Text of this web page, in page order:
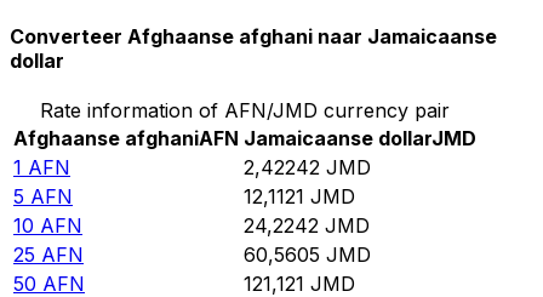
Converteer Afghaanse afghani naar Jamaicaanse
dollar
Rate information of AFN/JMD currency pair
Afghaanse afghaniAFN Jamaicaanse dollarJMD
1 AFN 2,42242 JMD
5 AFN 12,1121 JMD
10 AFN 24,2242 JMD
25 AFN 60,5605 JMD
50 AFN 121,121 JMD